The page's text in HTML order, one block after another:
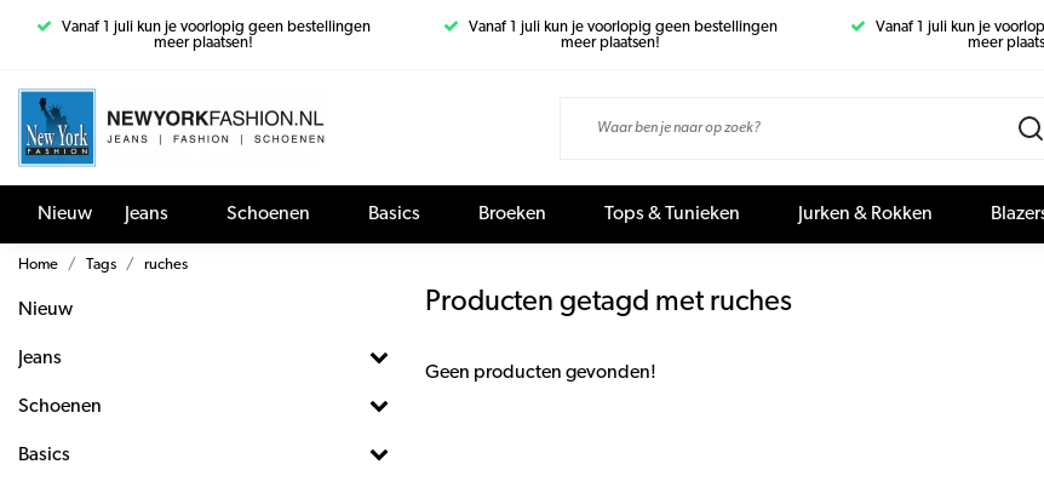
Vanaf 1 juli kun je voorlopig geen bestellingen
meer plaatsen!
Vanaf 1 juli kun je voorlopig geen bestellingen
meer plaatsen!
Vanaf 1 juli kun je
meer
Nieuw Jeans Schoenen Basics Broeken Tops & Tunieken Jurken & Rokken
Home Tags ruches
Nieuw
Jeans
Schoenen
Basics
Producten getagd met ruches
Geen producten gevonden!